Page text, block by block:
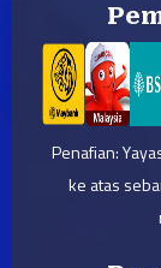
Penafian:
ke atas